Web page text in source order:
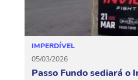
IMPERDÍVEL
05/03/2026
Passo Fundo sediará o